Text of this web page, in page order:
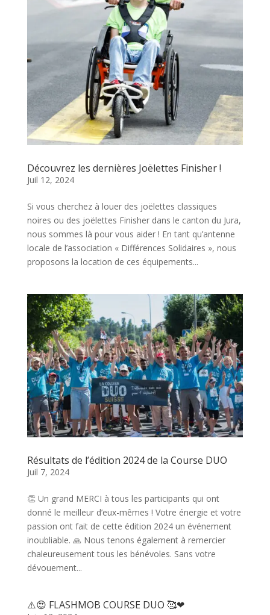
Découvrez les dernières Joëlettes Finisher !
Juil 12, 2024
Si vous cherchez à louer des joëlettes classiques
noires ou des joëlettes Finisher dans le canton du Jura,
nous sommes là pour vous aider ! En tant qu’antenne
locale de l’association « Différences Solidaires », nous
proposons la location de ces équipements...
Résultats de l’édition 2024 de la Course DUO
Juil 7, 2024
👏 Un grand MERCI à tous les participants qui ont
donné le meilleur d’eux-mêmes ! Votre énergie et votre
passion ont fait de cette édition 2024 un événement
inoubliable. 🙏 Nous tenons également à remercier
chaleureusement tous les bénévoles. Sans votre
dévouement...
⚠️😍 FLASHMOB COURSE DUO 🥰❤